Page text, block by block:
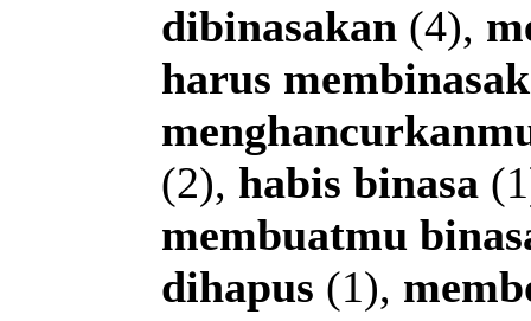
dibinasakan (4),
harus
(2), habis binasa
membuatmu
dihapus (1),